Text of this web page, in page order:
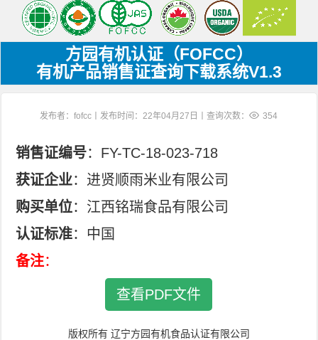
方园有机认证（FOFCC）
有机产品销售证查询下载系统V1.3
发布者：fofcc丨发布时间：22年04月27日丨查询次数： 354
销售证编号：FY-TC-18-023-718
获证企业：进贤顺雨米业有限公司
购买单位：江西铭瑞食品有限公司
认证标准：中国
备注：
查看PDF文件
版权所有 辽宁方园有机食品认证有限公司